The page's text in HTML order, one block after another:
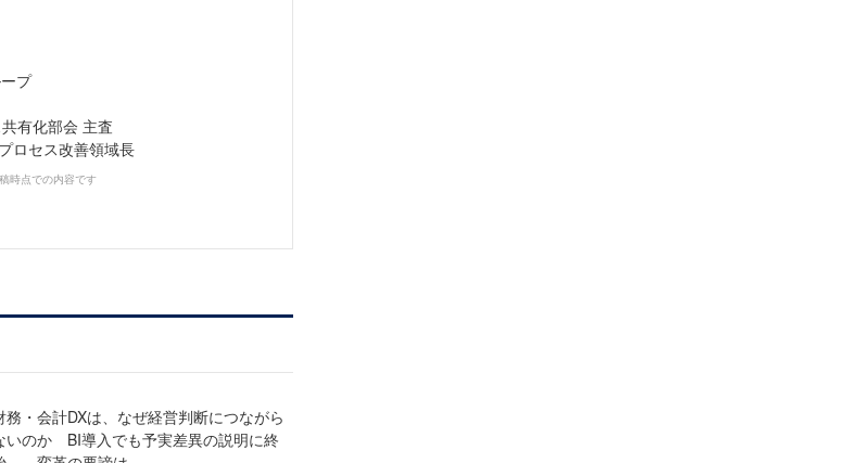
プ
有化部会 主査
ロセス改善領域長
時点での内容です
務・会計DXは、なぜ経営判断につながら
いのか BI導入でも予実差異の説明に終